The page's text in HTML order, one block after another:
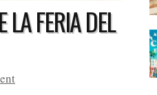
LA FERIA DEL